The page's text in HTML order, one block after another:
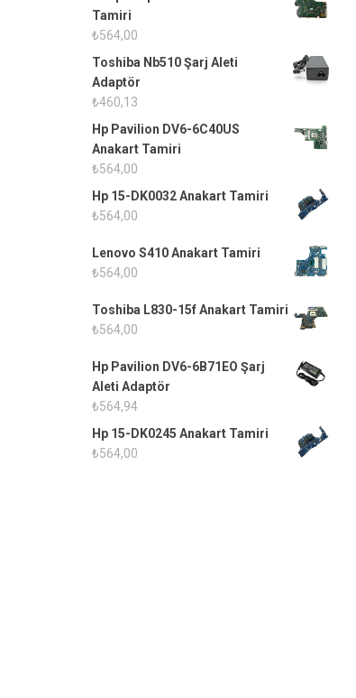
Tamiri
₺564,00
Toshiba Nb510 Şarj Aleti
Adaptör
₺460,13
Hp Pavilion DV6-6C40US
Anakart Tamiri
₺564,00
Hp 15-DK0032 Anakart Tamiri
₺564,00
Lenovo S410 Anakart Tamiri
₺564,00
Toshiba L830-15f Anakart Tamiri
₺564,00
Hp Pavilion DV6-6B71EO Şarj
Aleti Adaptör
₺564,94
Hp 15-DK0245 Anakart Tamiri
₺564,00